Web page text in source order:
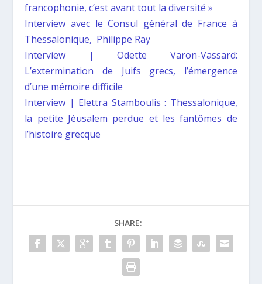
francophonie, c’est avant tout la diversité »
Interview avec le Consul général de France à
Thessalonique, Philippe Ray
Interview | Odette Varon-Vassard:
L’extermination de Juifs grecs, l’émergence
d’une mémoire difficile
Interview | Elettra Stamboulis : Thessalonique,
la petite Jéusalem perdue et les fantômes de
l’histoire grecque
SHARE: